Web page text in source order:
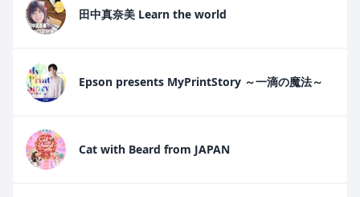
田中真奈美 Learn the world
Epson presents MyPrintStory ～一滴の魔法～
Cat with Beard from JAPAN